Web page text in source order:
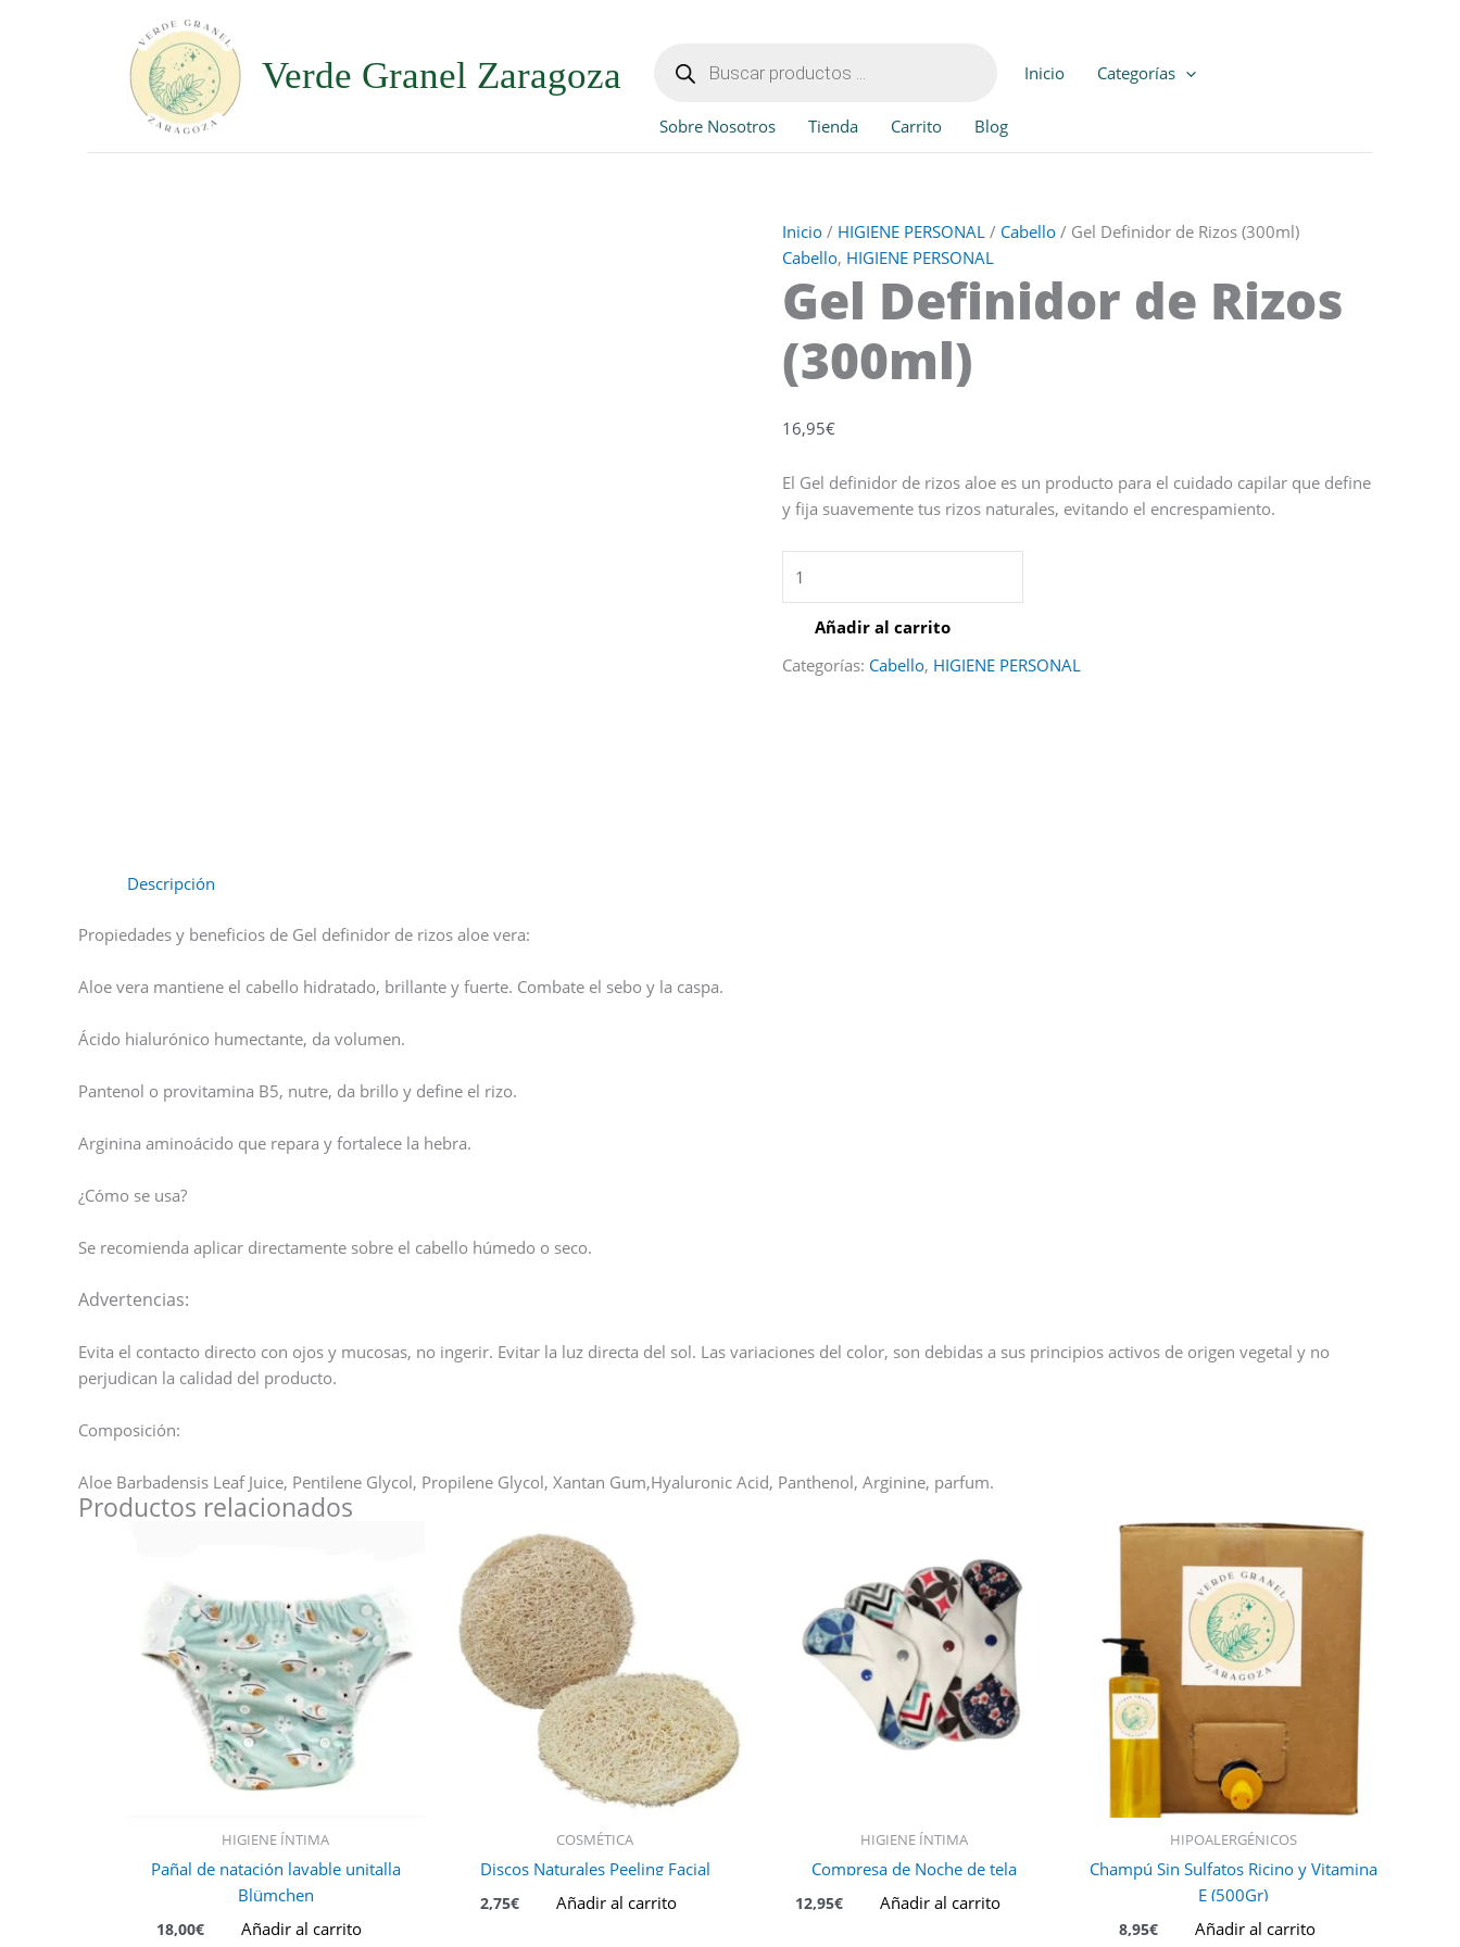
Verde Granel Zaragoza productos Inicio Categorías
Sobre Nosotros Tienda Carrito Blog
Inicio / HIGIENE PERSONAL / Cabello / Gel Definidor de Rizos (300ml)
Cabello, HIGIENE PERSONAL
Gel Definidor de Rizos
(300ml)
16,95€
El Gel definidor de rizos aloe es un producto para el cuidado capilar que define
y fija suavemente tus rizos naturales, evitando el encrespamiento.
de
(300ml)
Añadir al carrito
Categorías: Cabello, HIGIENE PERSONAL
Descripción
Propiedades y beneficios de Gel definidor de rizos aloe vera:
Aloe vera mantiene el cabello hidratado, brillante y fuerte. Combate el sebo y la caspa.
Ácido hialurónico humectante, da volumen.
Pantenol o provitamina B5, nutre, da brillo y define el rizo.
Arginina aminoácido que repara y fortalece la hebra.
¿Cómo se usa?
Se recomienda aplicar directamente sobre el cabello húmedo o seco.
Advertencias:
Evita el contacto directo con ojos y mucosas, no ingerir. Evitar la luz directa del sol. Las variaciones del color, son debidas a sus principios activos de origen vegetal y no
perjudican la calidad del producto.
Composición:
Aloe Barbadensis Leaf Juice, Pentilene Glycol, Propilene Glycol, Xantan Gum,Hyaluronic Acid, Panthenol, Arginine, parfum.
Productos relacionados
HIGIENE ÍNTIMA
Pañal de natación lavable unitalla
Blümchen
18,00€ Añadir al carrito
COSMÉTICA
Discos Naturales Peeling Facial
2,75€ Añadir al carrito
HIGIENE ÍNTIMA
Compresa de Noche de tela
12,95€ Añadir al carrito
HIPOALERGÉNICOS
Champú Sin Sulfatos Ricino y Vitamina
E (500Gr)
8,95€ Añadir al carrito